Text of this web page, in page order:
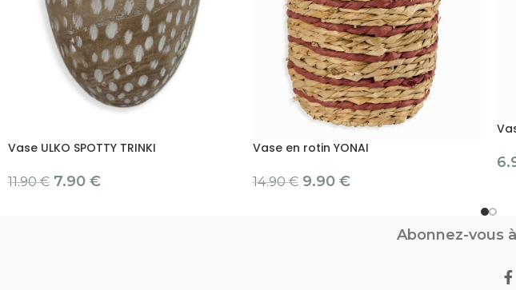
Vase ULKO SPOTTY TRINKI
11.90€ 7.90 €
Vase en rotin YONAI
14.90€ 9.90 €
Abonnez-vous